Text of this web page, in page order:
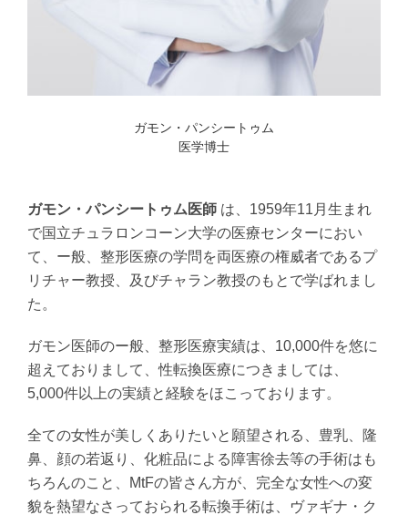
ガモン・パンシートゥム
医学博士
ガモン・パンシートゥム医師 は、1959年11月生まれ
で国立チュラロンコーン大学の医療センターにおい
て、ー般、整形医療の学問を両医療の権威者であるプ
リチャー教授、及びチャラン教授のもとで学ばれまし
た。
ガモン医師のー般、整形医療実績は、10,000件を悠に
超えておりまして、性転換医療につきましては、
5,000件以上の実績と経験をほこっております。
全ての女性が美しくありたいと願望される、豊乳、隆
鼻、顔の若返り、化粧品による障害徐去等の手術はも
ちろんのこと、MtFの皆さん方が、完全な女性への変
貌を熱望なさっておられる転換手術は、ヴァギナ・ク